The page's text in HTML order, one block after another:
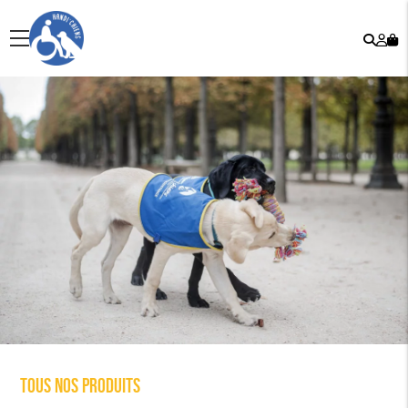
menu
Tous nos produits